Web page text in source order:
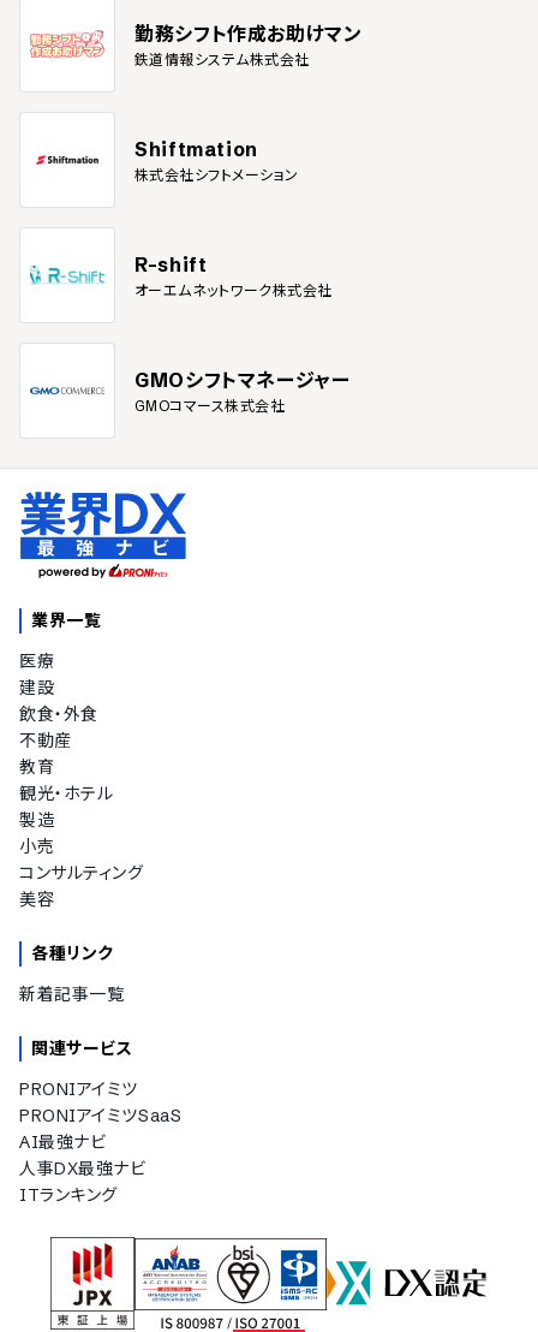
勤務シフト作成お助けマン
鉄道情報システム株式会社
Shiftmation
株式会社シフトメーション
R-shift
オーエムネットワーク株式会社
GMOシフトマネージャー
GMOコマース株式会社
業界一覧
医療
建設
飲食・外食
不動産
教育
観光・ホテル
製造
小売
コンサルティング
美容
各種リンク
新着記事一覧
関連サービス
PRONIアイミツ
PRONIアイミツSaaS
AI最強ナビ
人事DX最強ナビ
ITランキング